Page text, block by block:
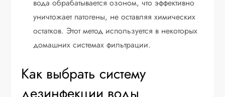
вода обрабатывается озоном, что эффективно
уничтожает патогены, не оставляя химических
остатков. Этот метод используется в некоторых
домашних системах фильтрации.
Как выбрать систему